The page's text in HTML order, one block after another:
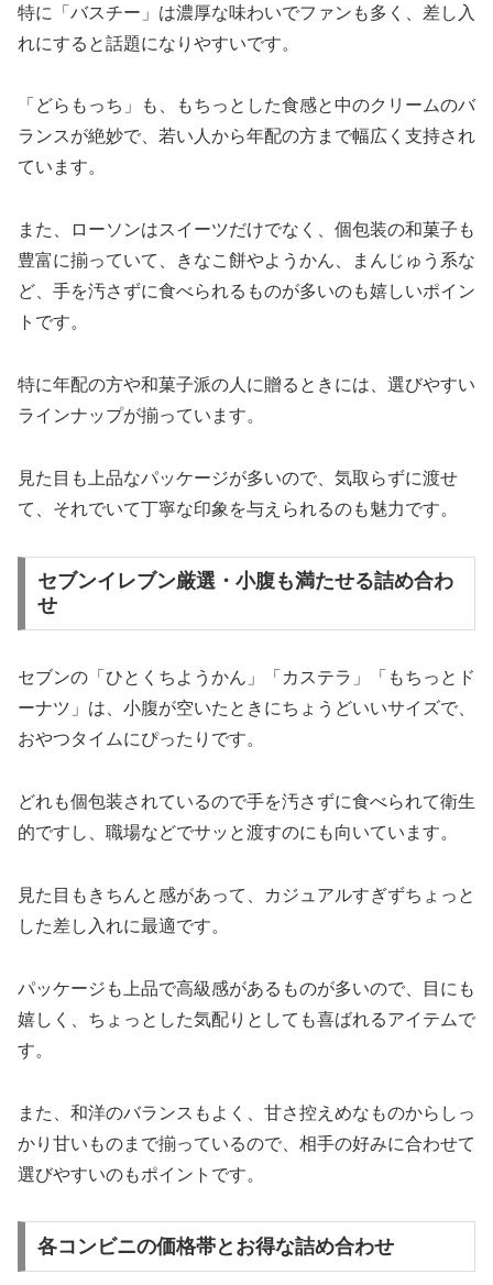
特に「バスチー」は濃厚な味わいでファンも多く、差し入
れにすると話題になりやすいです。
「どらもっち」も、もちっとした食感と中のクリームのバ
ランスが絶妙で、若い人から年配の方まで幅広く支持され
ています。
また、ローソンはスイーツだけでなく、個包装の和菓子も
豊富に揃っていて、きなこ餅やようかん、まんじゅう系な
ど、手を汚さずに食べられるものが多いのも嬉しいポイン
トです。
特に年配の方や和菓子派の人に贈るときには、選びやすい
ラインナップが揃っています。
見た目も上品なパッケージが多いので、気取らずに渡せ
て、それでいて丁寧な印象を与えられるのも魅力です。
セブンイレブン厳選・小腹も満たせる詰め合わ
せ
セブンの「ひとくちようかん」「カステラ」「もちっとド
ーナツ」は、小腹が空いたときにちょうどいいサイズで、
おやつタイムにぴったりです。
どれも個包装されているので手を汚さずに食べられて衛生
的ですし、職場などでサッと渡すのにも向いています。
見た目もきちんと感があって、カジュアルすぎずちょっと
した差し入れに最適です。
パッケージも上品で高級感があるものが多いので、目にも
嬉しく、ちょっとした気配りとしても喜ばれるアイテムで
す。
また、和洋のバランスもよく、甘さ控えめなものからしっ
かり甘いものまで揃っているので、相手の好みに合わせて
選びやすいのもポイントです。
各コンビニの価格帯とお得な詰め合わせ